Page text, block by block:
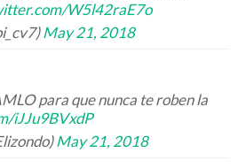
W5l42raE7o
May 21, 2018
para que nunca te roben la
iJJu9BVxdP
May 21, 2018